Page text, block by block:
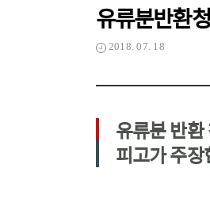
유류분반환
2018. 07. 18
유류분 반
피고가 주